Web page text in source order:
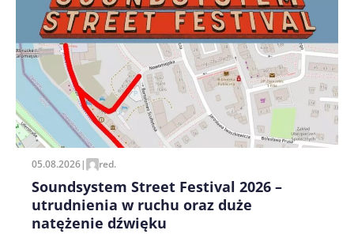
Zapamiętaj moje dane w tej przeglądarce podczas
pisania kolejnych komentarzy.
05.08.2026| red.
Soundsystem Street Festival 2026 –
utrudnienia w ruchu oraz duże
natężenie dźwięku